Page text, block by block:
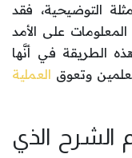
التوضيحية، فقد
على الأمد
الطريقة في أنَّها
وتعوق العملية
الشرح الذي